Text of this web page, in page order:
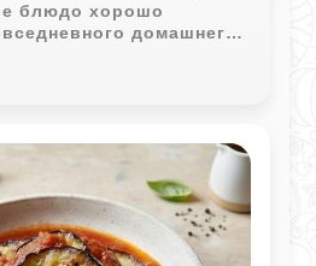
блюдо хорошо
домашнего